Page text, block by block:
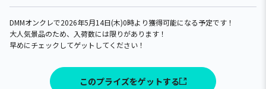
DMMオンクレで2026年5月14日(木)0時より獲得可能になる予定です！
大人気景品のため、入荷数には限りがあります！
早めにチェックしてゲットしてください！
このプライズをゲットする